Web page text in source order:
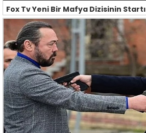
Fox Tv Yeni Bir Mafya Dizisinin